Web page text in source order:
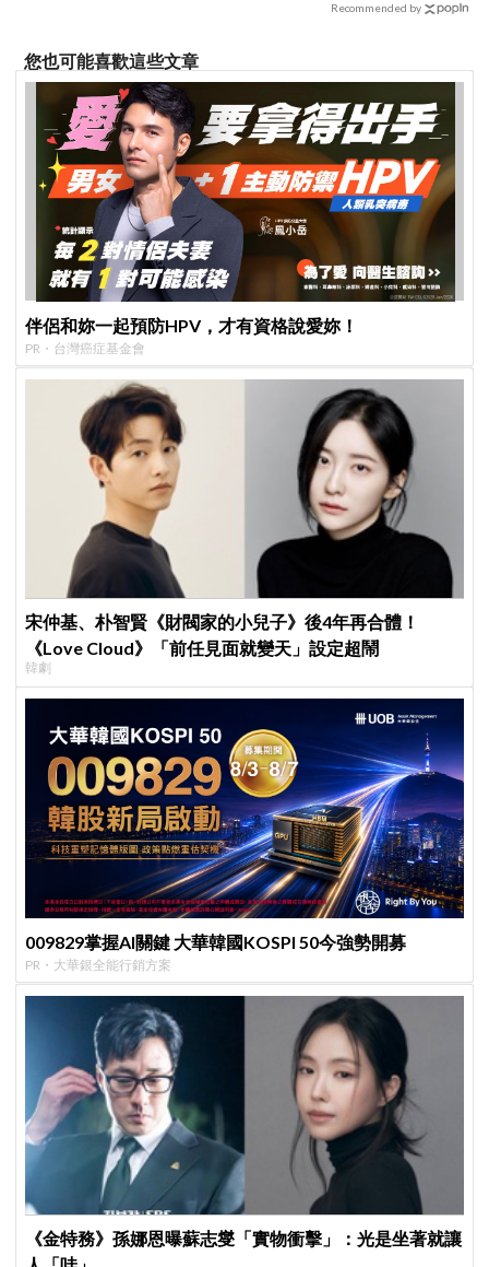
Recommended by
您也可能喜歡這些文章
伴侶和妳一起預防HPV，才有資格說愛妳！
PR・台灣癌症基金會
宋仲基、朴智賢《財閥家的小兒子》後4年再合體！
《Love Cloud》「前任見面就變天」設定超鬧
韓劇
009829掌握AI關鍵 大華韓國KOSPI 50今強勢開募
PR・大華銀全能行銷方案
《金特務》孫娜恩曝蘇志燮「實物衝擊」：光是坐著就讓